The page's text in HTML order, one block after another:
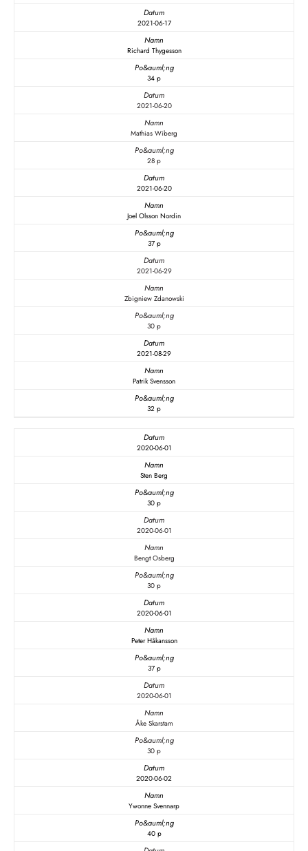
2021-06-17
Richard Thygesson
34 p
2021-06-20
Mathias Wiberg
28 p
2021-06-20
Joel Olsson Nordin
37 p
2021-06-29
Zbigniew Zdanowski
30 p
2021-08-29
Patrik Svensson
32 p
2020-06-01
Sten Berg
30 p
2020-06-01
Bengt Osberg
30 p
2020-06-01
Peter Håkansson
37 p
2020-06-01
Åke Skarstam
30 p
2020-06-02
Ywonne Svennarp
40 p